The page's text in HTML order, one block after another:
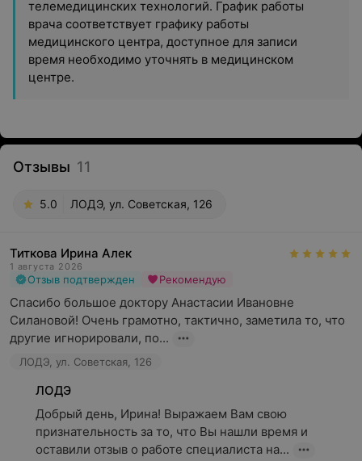
телемедицинских технологий. График работы
врача соответствует графику работы
медицинского центра, доступное для записи
время необходимо уточнять в медицинском
центре.
Отзывы 11
5.0 ЛОДЭ, ул. Советская, 126
Титкова Ирина Алек
1 августа 2026
Отзыв подтвержден Рекомендую
Спасибо большое доктору Анастасии Ивановне
Силановой! Очень грамотно, тактично, заметила то, что
другие игнорировали, по...
ЛОДЭ, ул. Советская, 126
ЛОДЭ
Добрый день, Ирина! Выражаем Вам свою
признательность за то, что Вы нашли время и
оставили отзыв о работе специалиста на...